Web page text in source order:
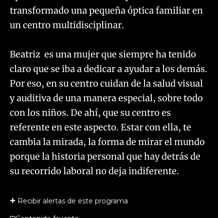
transformado una pequeña óptica familiar en
un centro multidisciplinar.
Beatriz es una mujer que siempre ha tenido
claro que se iba a dedicar a ayudar a los demás.
Por eso, en su centro cuidan de la salud visual
y auditiva de una manera especial, sobre todo
con los niños. De ahí, que su centro es
referente en este aspecto. Estar con ella, te
cambia la mirada, la forma de mirar el mundo
porque la historia personal que hay detrás de
su recorrido laboral no deja indiferente.
Recibir alertas de este programa